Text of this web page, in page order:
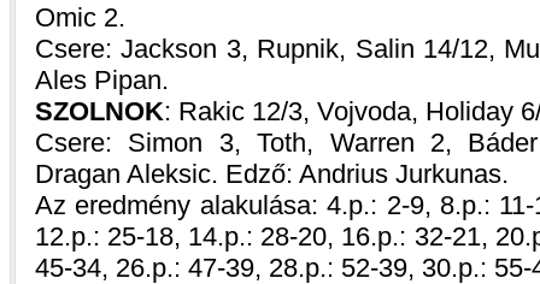
Omic 2.
Csere: Jackson 3, Rupnik, Salin 14/12,
Ales Pipan.
SZOLNOK: Rakic 12/3, Vojvoda, Holiday
Csere: Simon 3, Toth, Warren 2,
Dragan Aleksic. Edző: Andrius Jurkunas.
Az eredmény alakulása: 4.p.: 2-9, 8.p.:
12.p.: 25-18, 14.p.: 28-20, 16.p.: 32-21,
45-34, 26.p.: 47-39, 28.p.: 52-39, 30.p.: